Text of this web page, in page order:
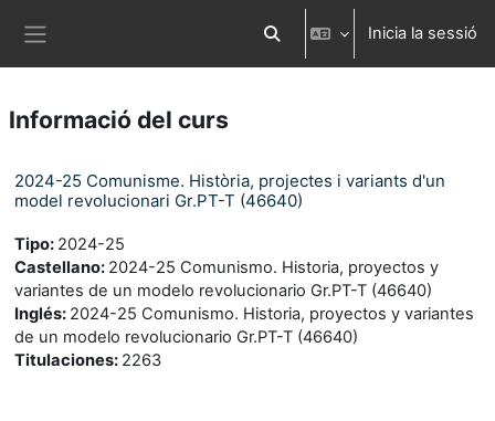
Commuta l'entrada de la cerca
Inicia la sessió
Informació del curs
2024-25 Comunisme. Història, projectes i variants d'un
model revolucionari Gr.PT-T (46640)
Tipo: 2024-25
Castellano: 2024-25 Comunismo. Historia, proyectos y
variantes de un modelo revolucionario Gr.PT-T (46640)
Inglés: 2024-25 Comunismo. Historia, proyectos y variantes
de un modelo revolucionario Gr.PT-T (46640)
Titulaciones: 2263